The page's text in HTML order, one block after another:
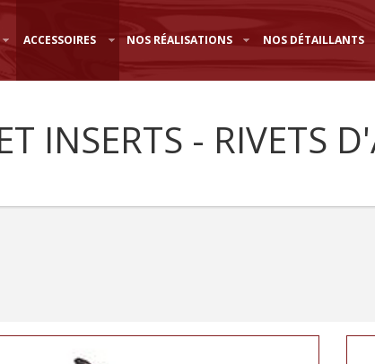
ACCESSOIRES NOS RÉALISATIONS NOS DÉTAILLANTS
INSERTS - RIVETS